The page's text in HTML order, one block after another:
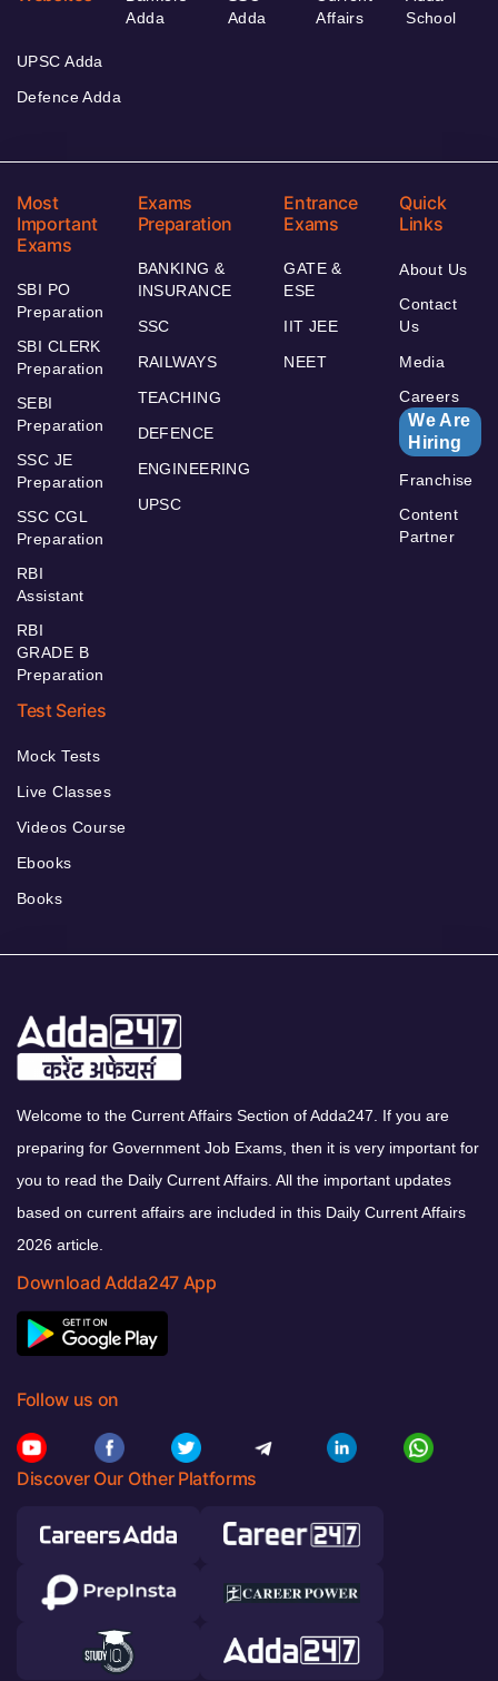
Adda
Adda
Affairs
School
UPSC Adda
Defence Adda
Most
Important
Exams
SBI PO
Preparation
SBI CLERK
Preparation
SEBI
Preparation
SSC JE
Preparation
SSC CGL
Preparation
RBI
Assistant
RBI
GRADE B
Preparation
Exams
Preparation
BANKING &
INSURANCE
SSC
RAILWAYS
TEACHING
DEFENCE
ENGINEERING
UPSC
Entrance
Exams
GATE &
ESE
IIT JEE
NEET
Quick
Links
About Us
Contact
Us
Media
Careers
We Are
Hiring
Franchise
Content
Partner
Test Series
Mock Tests
Live Classes
Videos Course
Ebooks
Books
Welcome to the Current Affairs Section of Adda247. If you are
preparing for Government Job Exams, then it is very important for
you to read the Daily Current Affairs. All the important updates
based on current affairs are included in this Daily Current Affairs
2026 article.
Download Adda247 App
Follow us on
Discover Our Other Platforms